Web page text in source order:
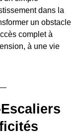
dans la
un obstacle
complet à
à une vie